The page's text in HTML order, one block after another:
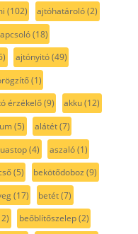
(102) ajtóhatároló(2)
(18)
ajtónyitó(49)
(1)
érzékelő(9) akku(12)
(5) alátét(7)
(4) aszaló(1)
(5) bekötődoboz (9)
(17) betét(7)
beőblítőszelep(2)